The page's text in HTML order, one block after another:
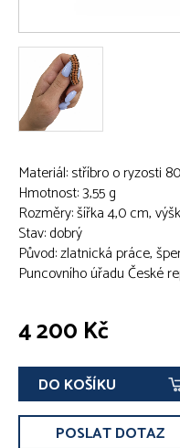
Materiál: stříbro o ryzosti
Hmotnost: 3,55 g
Rozměry: šířka 4,0 cm,
Stav: dobrý
Původ: zlatnická práce,
Puncovního úřadu České
4 200 Kč
DO KOŠÍKU
POSLAT DOTAZ